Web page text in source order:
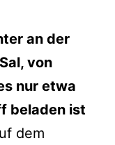
an der
von
nur etwa
beladen ist
dem